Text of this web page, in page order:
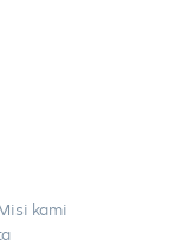
kami